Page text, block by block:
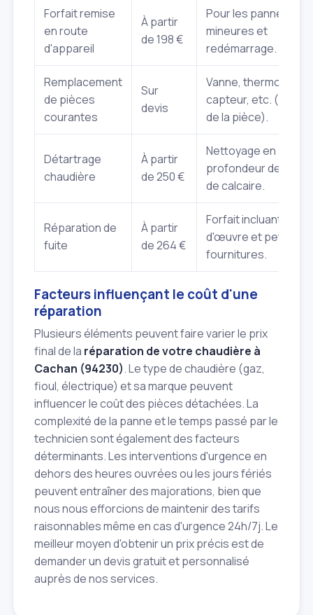
Forfait remise
en route
d'appareil
À partir
de 198 €
Pour les pannes
mineures et
redémarrage.
Remplacement
de pièces
courantes
Sur
devis
Vanne, thermostat,
capteur, etc. (hors
de la pièce).
Détartrage
chaudière
À partir
de 250 €
Nettoyage en
profondeur des
de calcaire.
Réparation de
fuite
À partir
de 264 €
Forfait incluant main
d'œuvre et petites
fournitures.
Facteurs influençant le coût d'une
réparation
Plusieurs éléments peuvent faire varier le prix
final de la réparation de votre chaudière à
Cachan (94230). Le type de chaudière (gaz,
fioul, électrique) et sa marque peuvent
influencer le coût des pièces détachées. La
complexité de la panne et le temps passé par le
technicien sont également des facteurs
déterminants. Les interventions d'urgence en
dehors des heures ouvrées ou les jours fériés
peuvent entraîner des majorations, bien que
nous nous efforcions de maintenir des tarifs
raisonnables même en cas d'urgence 24h/7j. Le
meilleur moyen d'obtenir un prix précis est de
demander un devis gratuit et personnalisé
auprès de nos services.